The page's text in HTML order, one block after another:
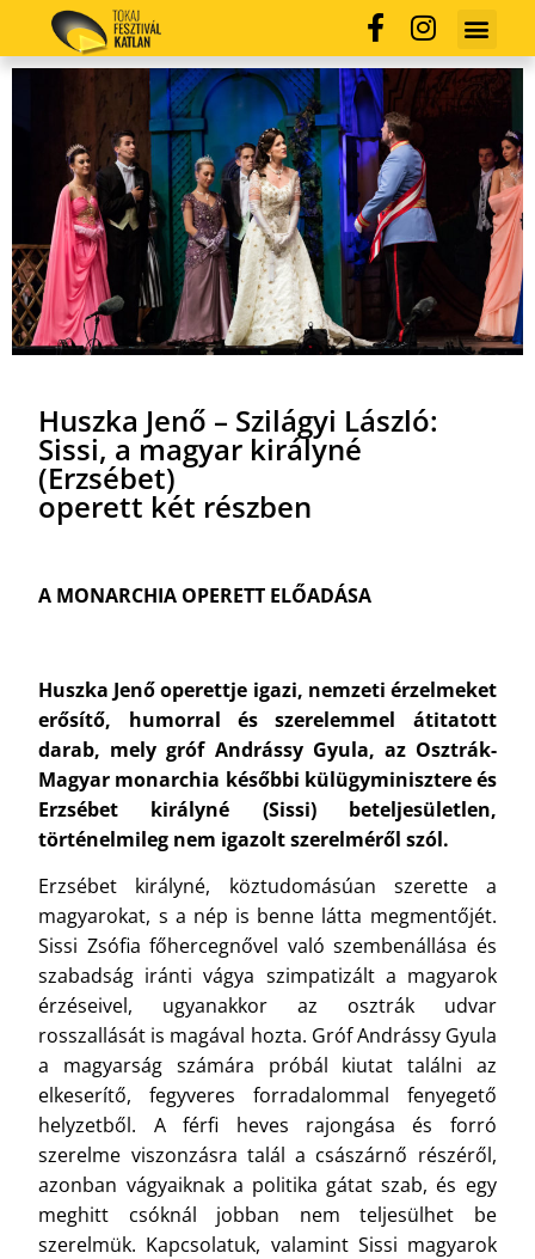
Huszka Jenő – Szilágyi László:
Sissi, a magyar királyné
(Erzsébet)
operett két részben
A MONARCHIA OPERETT ELŐADÁSA
Huszka Jenő operettje igazi, nemzeti érzelmeket
erősítő, humorral és szerelemmel átitatott
darab, mely gróf Andrássy Gyula, az Osztrák-
Magyar monarchia későbbi külügyminisztere és
Erzsébet királyné (Sissi)
beteljesületlen,
történelmileg nem igazolt szerelméről szól.
Erzsébet királyné, köztudomásúan szerette a
magyarokat, s a nép is benne látta megmentőjét.
Sissi Zsófia főhercegnővel való szembenállása és
szabadság iránti vágya szimpatizált a magyarok
érzéseivel, ugyanakkor az osztrák udvar
rosszallását is magával hozta. Gróf Andrássy Gyula
a magyarság számára próbál kiutat találni az
elkeserítő, fegyveres forradalommal fenyegető
helyzetből. A férfi heves rajongása és forró
szerelme viszonzásra talál a császárnő részéről,
azonban vágyaiknak a politika gátat szab, és egy
meghitt csóknál jobban nem teljesülhet be
szerelmük. Kapcsolatuk, valamint Sissi magyarok